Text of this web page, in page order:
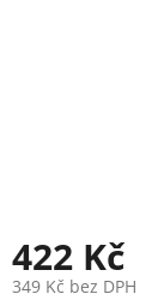
422 Kč
349 Kč bez DPH